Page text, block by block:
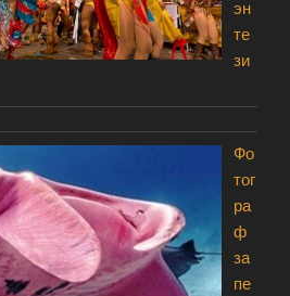
эн
те
зи
Фо
тог
ра
ф
за
пе